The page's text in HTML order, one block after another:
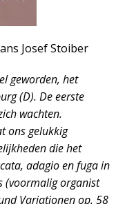
Josef Stoiber
geworden, het
(D). De eerste
wachten.
ons gelukkig
die het
adagio en fuga in
(voormalig organist
Variationen op. 58